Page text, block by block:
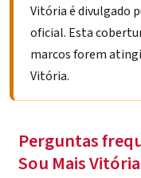
Vitória é divulgado
oficial. Esta
marcos forem
Vitória.
Perguntas
Sou Mais Vitória